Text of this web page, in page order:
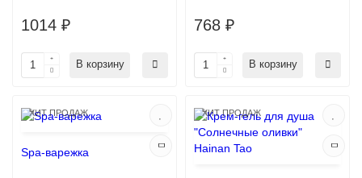
1014 ₽
В корзину
768 ₽
В корзину
ХИТ ПРОДАЖ
Spa-варежка
ХИТ ПРОДАЖ